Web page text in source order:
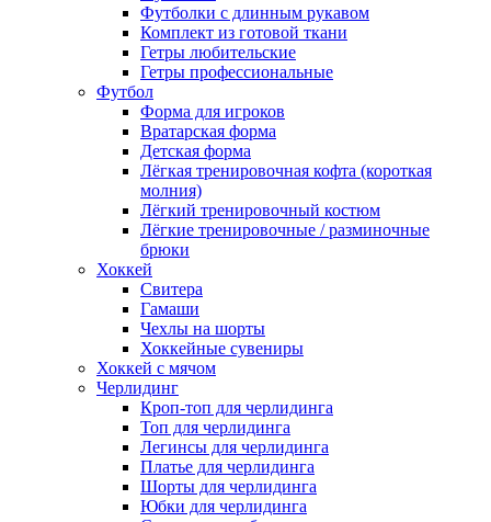
Футболки с длинным рукавом
Комплект из готовой ткани
Гетры любительские
Гетры профессиональные
Футбол
Форма для игроков
Вратарская форма
Детская форма
Лёгкая тренировочная кофта (короткая
молния)
Лёгкий тренировочный костюм
Лёгкие тренировочные / разминочные
брюки
Хоккей
Свитера
Гамаши
Чехлы на шорты
Хоккейные сувениры
Хоккей с мячом
Черлидинг
Кроп-топ для черлидинга
Топ для черлидинга
Легинсы для черлидинга
Платье для черлидинга
Шорты для черлидинга
Юбки для черлидинга